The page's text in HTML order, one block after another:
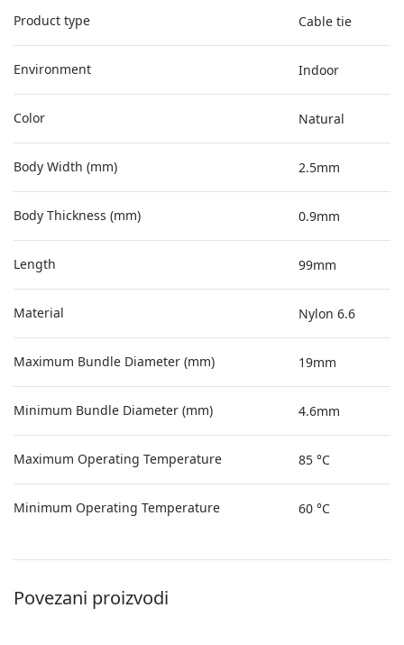
Product type Cable tie
Environment Indoor
Color Natural
Body Width (mm) 2.5mm
Body Thickness (mm) 0.9mm
Length 99mm
Material Nylon 6.6
Maximum Bundle Diameter (mm) 19mm
Minimum Bundle Diameter (mm) 4.6mm
Maximum Operating Temperature 85 °C
Minimum Operating Temperature 60 °C
Povezani proizvodi